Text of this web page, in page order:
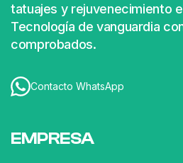
tatuajes y rejuvenecimiento
Tecnología de vanguardia
comprobados.
Contacto WhatsApp
EMPRESA